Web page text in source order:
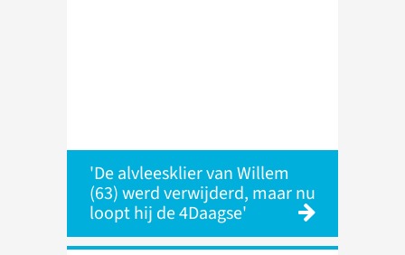
'De alvleesklier van Willem
(63) werd verwijderd, maar nu
loopt hij de 4Daagse'